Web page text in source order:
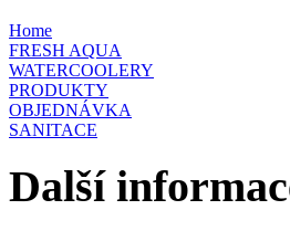
Home
FRESH AQUA
WATERCOOLERY
PRODUKTY
OBJEDNÁVKA
SANITACE
Další